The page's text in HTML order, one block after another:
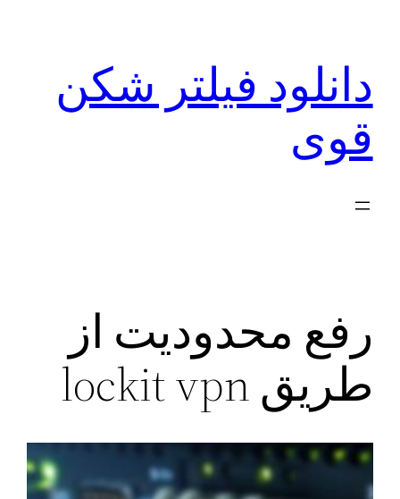
دانلود فیلتر شکن
قوی
رفع محدودیت از
طریق lockit vpn